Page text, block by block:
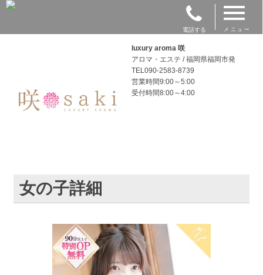
電話する メニュー
luxury aroma 咲
アロマ・エステ / 福岡県福岡市発
TEL090-2583-8739
営業時間9:00～5:00
受付時間8:00～4:00
女の子詳細